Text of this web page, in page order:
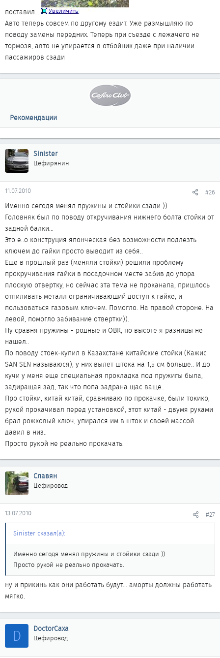
поставил....
Авто теперь совсем по другому ездит. Уже размышляю по
поводу замены передних. Теперь при съезде с лежачего не
тормозя, авто не упирается в отбойник даже при наличии
пассажиров сзади
Рекомендации
Sinister
Цефирянин
11.07.2010 #26
Именно сегодя менял пружины и стойики сзади ))
Головняк был по поводу откручивания нижнего болта стойки от
задней балки...
Это е..о конструция японческая без возможности подлезть
ключем до гайки просто выводит из себя..
Еще в прошлый раз (меняли стойки) решили проблему
прокручивания гайки в посадочном месте забив до упора
плоскую отвертку, но сейчас эта тема не проканала, пришлось
отпиливать металл ограничивающий доступ к гайке, и
пользоваться газовым ключем. Помогло. На правой стороне. На
левой, помогло забивание отвертки)).
Ну сравня пружины - родные и ОВК, по высоте я разницы не
нашел..
По поводу стоек-купил в Казахстане китайские стойки (Кажис
SAN SEN называюся), у них вылет штока на 1,5 см больше.. И до
кучи у меня еще специальная прокладка под пружигы была,
задиращая зад, так что попа задрана щас ваще..
Про стойки, китай китай, сравниваю по прокачке, были токико,
рукой прокачивал перед установкой, этот китай - двумя руками
брал рожковый ключ, упирался им в шток и своей массой
давил в низ..
Просто рукой не реально прокачать.
Славян
Цефировод
13.07.2010 #27
Sinister сказал(а):
Именно сегодя менял пружины и стойики сзади ))
Просто рукой не реально прокачать.
ну и прикинь как они работать будут... аморты должны работать
мягко.
D DoctorCaxa
Цефировод